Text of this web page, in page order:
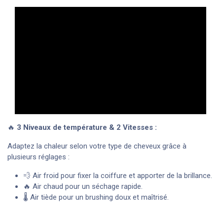
🔥 3 Niveaux de température & 2 Vitesses :
Adaptez la chaleur selon votre type de cheveux grâce à
plusieurs réglages :
💨 Air froid pour fixer la coiffure et apporter de la brillance.
🔥 Air chaud pour un séchage rapide.
🌡️ Air tiède pour un brushing doux et maîtrisé.